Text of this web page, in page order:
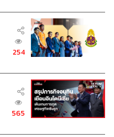
254
565